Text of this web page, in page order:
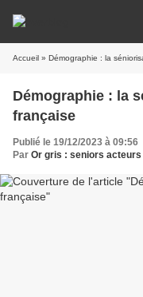
Accueil » Démographie : la
Démographie : la
française
Publié le 19/12/2023 à 09:56
Par Or gris : seniors acteurs